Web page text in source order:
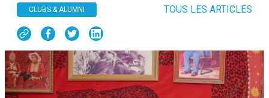
CLUBS & ALUMNI TOUS LES ARTICLES